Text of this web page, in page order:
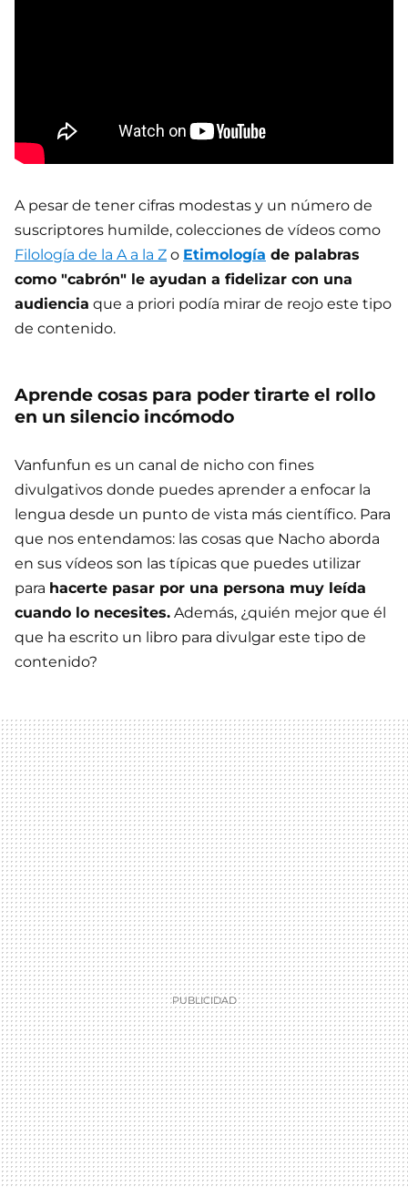
A pesar de tener cifras modestas y un número de
suscriptores humilde, colecciones de vídeos como
Filología de la A a la Z o Etimología de palabras
como "cabrón" le ayudan a fidelizar con una
audiencia que a priori podía mirar de reojo este tipo
de contenido.
Aprende cosas para poder tirarte el rollo
en un silencio incómodo
Vanfunfun es un canal de nicho con fines
divulgativos donde puedes aprender a enfocar la
lengua desde un punto de vista más científico. Para
que nos entendamos: las cosas que Nacho aborda
en sus vídeos son las típicas que puedes utilizar
para hacerte pasar por una persona muy leída
cuando lo necesites. Además, ¿quién mejor que él
que ha escrito un libro para divulgar este tipo de
contenido?